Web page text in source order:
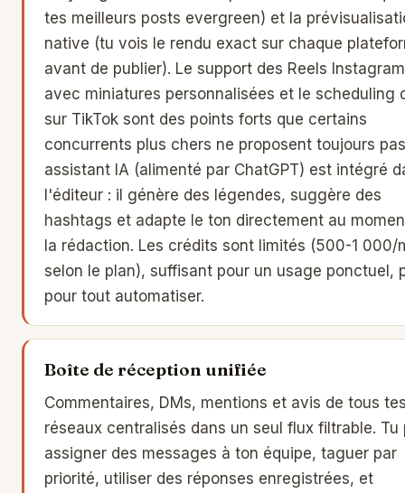
tes meilleurs posts evergreen) et la
native (tu vois le rendu exact sur chaque
avant de publier). Le support des Reels Instagram
avec miniatures personnalisées et le scheduling
sur TikTok sont des points forts que certains
concurrents plus chers ne proposent toujours
assistant IA (alimenté par ChatGPT) est intégré
l'éditeur : il génère des légendes, suggère des
hashtags et adapte le ton directement au
la rédaction. Les crédits sont limités (500-1 000/
selon le plan), suffisant pour un usage ponctuel,
pour tout automatiser.
Boîte de réception unifiée
Commentaires, DMs, mentions et avis de tous
réseaux centralisés dans un seul flux filtrable. Tu
assigner des messages à ton équipe, taguer par
priorité, utiliser des réponses enregistrées, et